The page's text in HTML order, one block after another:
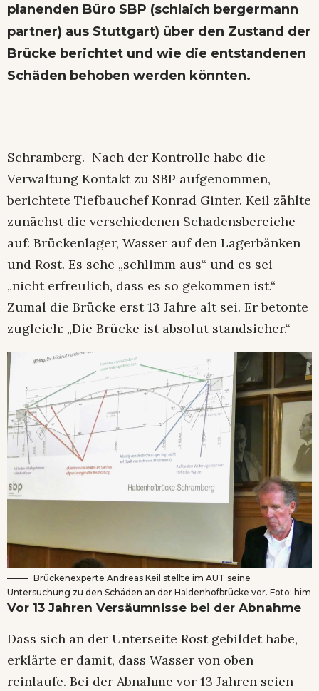
planenden Büro SBP (schlaich bergermann
partner) aus Stuttgart) über den Zustand der
Brücke berichtet und wie die entstandenen
Schäden behoben werden könnten.
Schramberg. Nach der Kontrolle habe die
Verwaltung Kontakt zu SBP aufgenommen,
berichtete Tiefbauchef Konrad Ginter. Keil zählte
zunächst die verschiedenen Schadensbereiche
auf: Brückenlager, Wasser auf den Lagerbänken
und Rost. Es sehe „schlimm aus“ und es sei
„nicht erfreulich, dass es so gekommen ist.“
Zumal die Brücke erst 13 Jahre alt sei. Er betonte
zugleich: „Die Brücke ist absolut standsicher.“
Brückenexperte Andreas Keil stellte im AUT seine
Untersuchung zu den Schäden an der Haldenhofbrücke vor. Foto: him
Vor 13 Jahren Versäumnisse bei der Abnahme
Dass sich an der Unterseite Rost gebildet habe,
erklärte er damit, dass Wasser von oben
reinlaufe. Bei der Abnahme vor 13 Jahren seien